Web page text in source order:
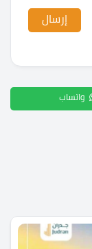
واتساب